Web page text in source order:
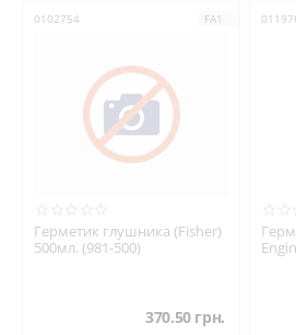
0102754 FA1
Герметик глушника (Fisher)
500мл. (981-500)
370.50 грн.